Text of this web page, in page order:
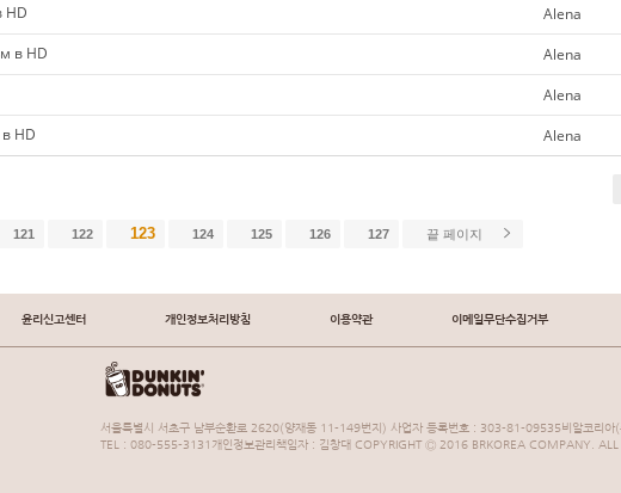
Alena
в HD Alena
Alena
HD Alena
121 122 123 124 125 126 127 끝 페이지
윤리신고센터 개인정보처리방침 이용약관 이메일무단수집거부
서울특별시 서초구 남부순환로 2620(양재동 11-149번지) 사업자 등록번호 : 303-81-09535비알코리아(
TEL : 080-555-3131개인정보관리책임자 : 김창대 COPYRIGHT Ⓒ 2016 BRKOREA COMPANY. ALL